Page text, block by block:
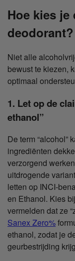
Hoe kies
deodorant?
Niet alle
bewust te kiezen,
optimaal
1. Let op de
ethanol”
De term “alcohol”
ingrediënten
verzorgend
uitdrogende
letten op INCI-
en Ethanol. Kies
vermelden dat ze
Sanex Zero%
ethanol, zodat je
geurbestrijding